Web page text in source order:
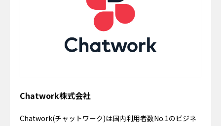
Chatwork株式会社
Chatwork(チャットワーク)は国内利用者数No.1のビジネ